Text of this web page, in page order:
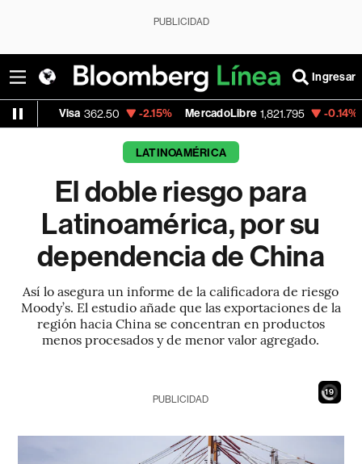
PUBLICIDAD
Ingresar
-2.15% MercadoLibre 1,821.795 -0.14% Banco de
LATINOAMÉRICA
El doble riesgo para
Latinoamérica, por su
dependencia de China
Así lo asegura un informe de la calificadora de riesgo
Moody’s. El estudio añade que las exportaciones de la
región hacia China se concentran en productos
menos procesados y de menor valor agregado.
17
PUBLICIDAD